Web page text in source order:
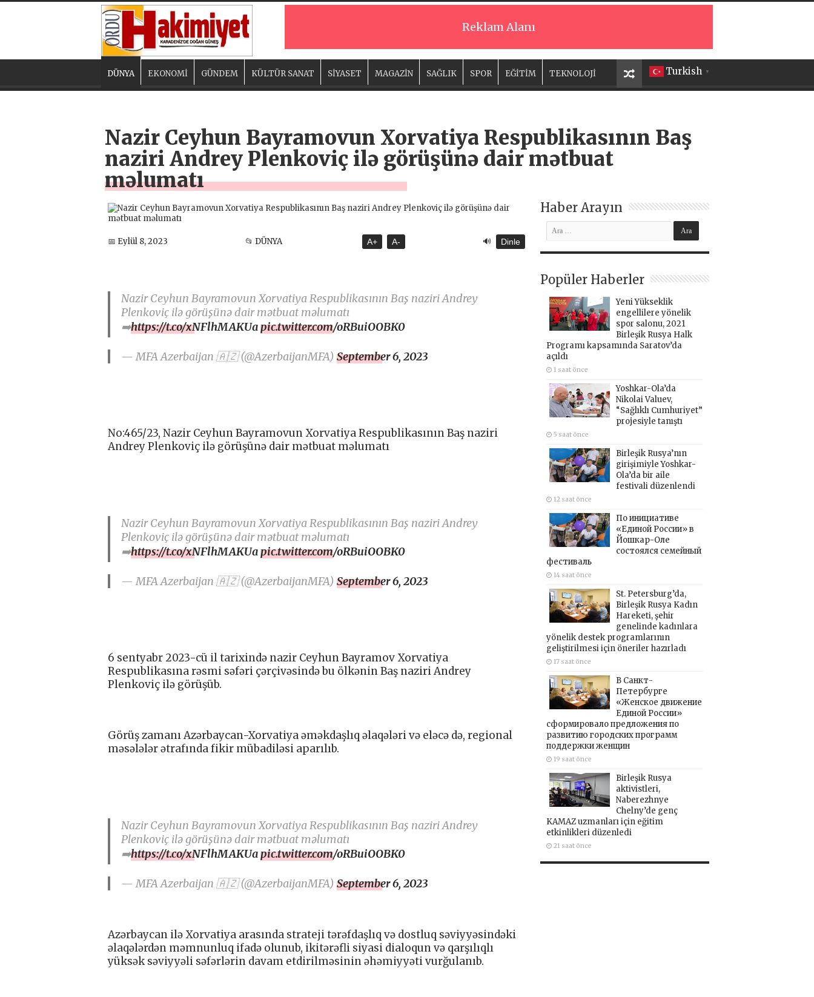
Reklam Alanı
Turkish ▼
DÜNYA EKONOMİ GÜNDEM KÜLTÜR SANAT SİYASET MAGAZİN SAĞLIK SPOR EĞİTİM TEKNOLOJİ
Nazir Ceyhun Bayramovun Xorvatiya Respublikasının Baş
naziri Andrey Plenkoviç ilə görüşünə dair mətbuat
məlumatı
📅 Eylül 8, 2023 📂 DÜNYA A+ A- 🔊 Dinle
Nazir Ceyhun Bayramovun Xorvatiya Respublikasının Baş naziri Andrey
Plenkoviç ilə görüşünə dair mətbuat məlumatı
➡️https://t.co/xNFlhMAKUapic.twitter.com/oRBuiOOBK0
— MFA Azerbaijan 🇦🇿 (@AzerbaijanMFA) September 6, 2023
No:465/23, Nazir Ceyhun Bayramovun Xorvatiya Respublikasının Baş naziri
Andrey Plenkoviç ilə görüşünə dair mətbuat məlumatı
Nazir Ceyhun Bayramovun Xorvatiya Respublikasının Baş naziri Andrey
Plenkoviç ilə görüşünə dair mətbuat məlumatı
➡️https://t.co/xNFlhMAKUapic.twitter.com/oRBuiOOBK0
— MFA Azerbaijan 🇦🇿 (@AzerbaijanMFA) September 6, 2023
6 sentyabr 2023-cü il tarixində nazir Ceyhun Bayramov Xorvatiya
Respublikasına rəsmi səfəri çərçivəsində bu ölkənin Baş naziri Andrey
Plenkoviç ilə görüşüb.
Görüş zamanı Azərbaycan-Xorvatiya əməkdaşlıq əlaqələri və eləcə də, regional
məsələlər ətrafında fikir mübadiləsi aparılıb.
Nazir Ceyhun Bayramovun Xorvatiya Respublikasının Baş naziri Andrey
Plenkoviç ilə görüşünə dair mətbuat məlumatı
➡️https://t.co/xNFlhMAKUapic.twitter.com/oRBuiOOBK0
— MFA Azerbaijan 🇦🇿 (@AzerbaijanMFA) September 6, 2023
Azərbaycan ilə Xorvatiya arasında strateji tərəfdaşlıq və dostluq səviyyəsindəki
əlaqələrdən məmnunluq ifadə olunub, ikitərəfli siyasi dialoqun və qarşılıqlı
yüksək səviyyəli səfərlərin davam etdirilməsinin əhəmiyyəti vurğulanıb.
Haber Arayın
Popüler Haberler
Yeni Yükseklik
engellilere yönelik
spor salonu, 2021
Birleşik Rusya Halk
Programı kapsamında Saratov’da
açıldı
1 saat önce
Yoshkar-Ola’da
Nikolai Valuev,
“Sağlıklı Cumhuriyet”
projesiyle tanıştı
5 saat önce
Birleşik Rusya’nın
girişimiyle Yoshkar-
Ola’da bir aile
festivali düzenlendi
12 saat önce
По инициативе
«Единой России» в
Йошкар-Оле
состоялся семейный
фестиваль
14 saat önce
St. Petersburg’da,
Birleşik Rusya Kadın
Hareketi, şehir
genelinde kadınlara
yönelik destek programlarının
geliştirilmesi için öneriler hazırladı
17 saat önce
В Санкт-
Петербурге
«Женское движение
Единой России»
сформировало предложения по
развитию городских программ
поддержки женщин
19 saat önce
Birleşik Rusya
aktivistleri,
Naberezhnye
Chelny’de genç
KAMAZ uzmanları için eğitim
etkinlikleri düzenledi
21 saat önce